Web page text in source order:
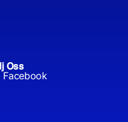
Oss
Facebook